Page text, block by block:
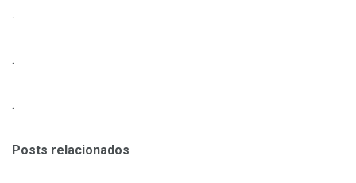
.
.
.
Posts relacionados